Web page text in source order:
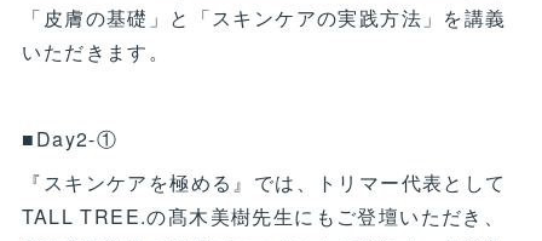
「皮膚の基礎」と「スキンケアの実践方法」を講義
いただきます。
■Day2-①
『スキンケアを極める』では、トリマー代表として
TALL TREE.の髙木美樹先生にもご登壇いただき、